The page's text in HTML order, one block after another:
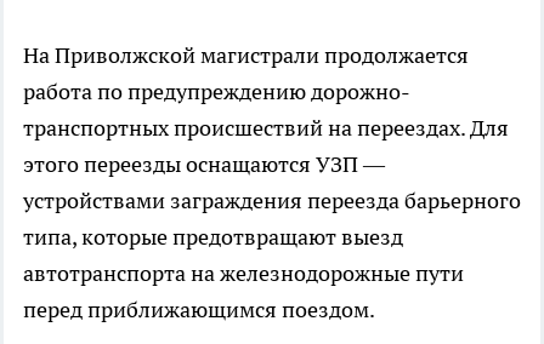
На Приволжской магистрали продолжается
работа по предупреждению дорожно-
транспортных происшествий на переездах. Для
этого переезды оснащаются УЗП —
устройствами заграждения переезда барьерного
типа, которые предотвращают выезд
автотранспорта на железнодорожные пути
перед приближающимся поездом.